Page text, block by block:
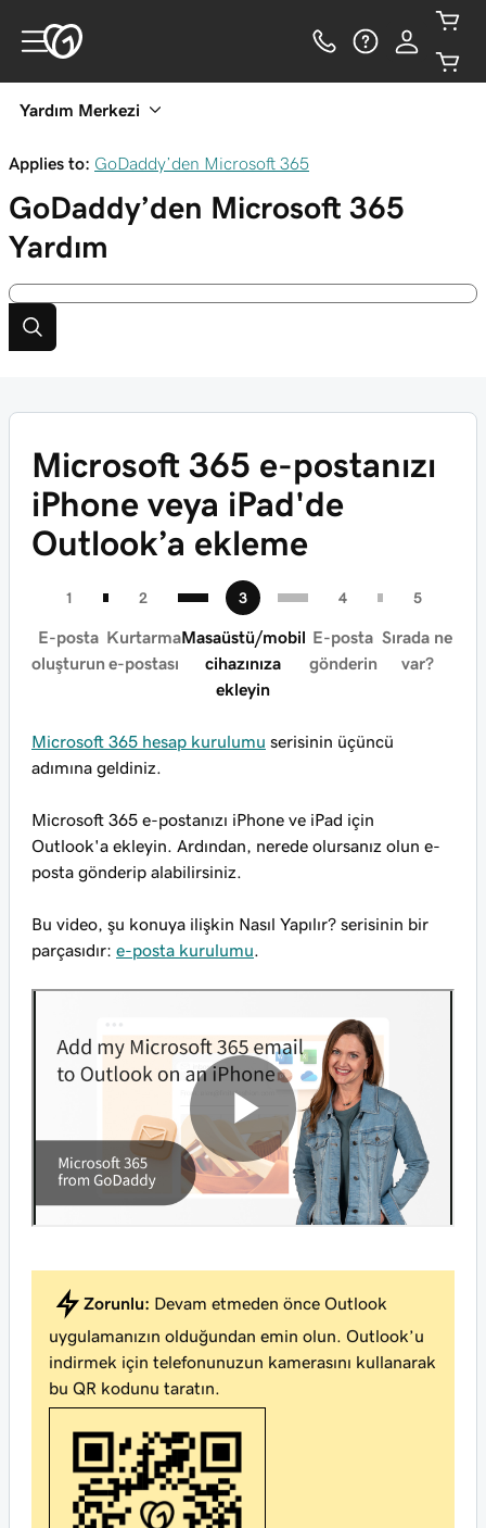
Yardım Merkezi
Applies to: GoDaddy’den Microsoft 365
GoDaddy’den Microsoft 365
Yardım
Microsoft 365 e-postanızı
iPhone veya iPad'de
Outlook’a ekleme
E-posta
oluşturun
Kurtarma
e-postası
Masaüstü/mobil
cihazınıza
ekleyin
E-posta
gönderin
Sırada ne
var?
Microsoft 365 hesap kurulumu serisinin üçüncü
adımına geldiniz.
Microsoft 365 e-postanızı iPhone ve iPad için
Outlook'a ekleyin. Ardından, nerede olursanız olun e-
posta gönderip alabilirsiniz.
Bu video, şu konuya ilişkin Nasıl Yapılır? serisinin bir
parçasıdır: e-posta kurulumu
Zorunlu: Devam etmeden önce Outlook
uygulamanızın olduğundan emin olun. Outlook’u
indirmek için telefonunuzun kamerasını kullanarak
bu QR kodunu taratın.